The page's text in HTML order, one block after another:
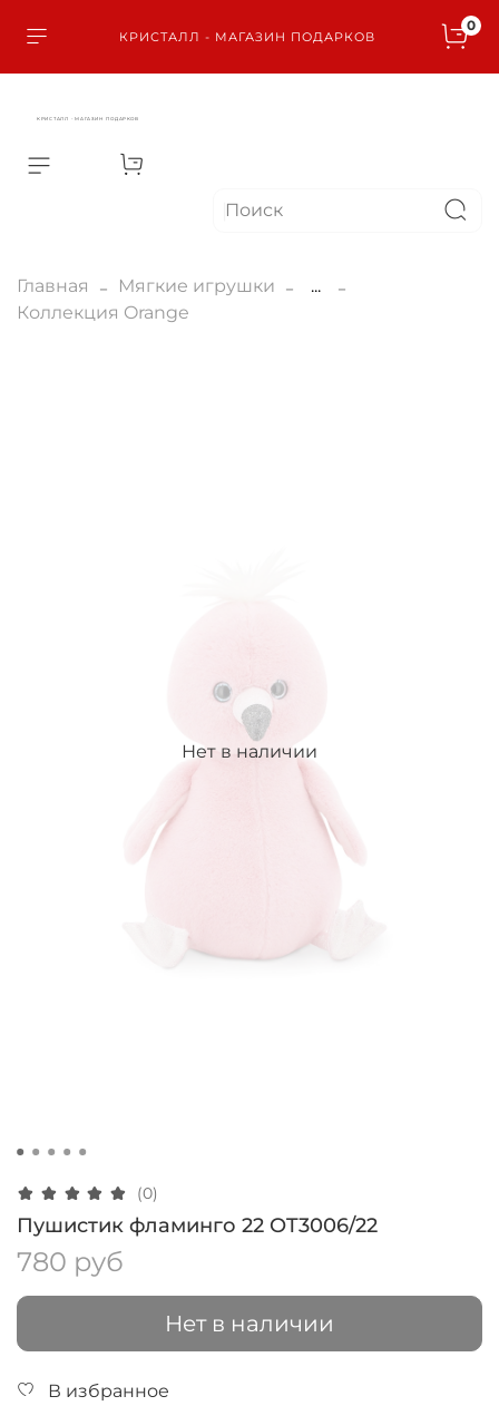
КРИСТАЛЛ - МАГАЗИН ПОДАРКОВ
0
КРИСТАЛЛ - МАГАЗИН ПОДАРКОВ
Главная Мягкие игрушки
...
Коллекция Orange
Нет в наличии
(0)
Пушистик фламинго 22 OT3006/22
780 руб
Нет в наличии
В избранное